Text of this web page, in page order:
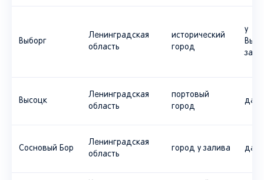
Выборг
Ленинградская
область
исторический
город
у
Высоцк
Ленинградская
область
портовый
город
да
Сосновый Бор
Ленинградская
область
город у залива да